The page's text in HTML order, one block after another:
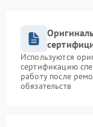
Используются
сертификацию
работу после
обязательств